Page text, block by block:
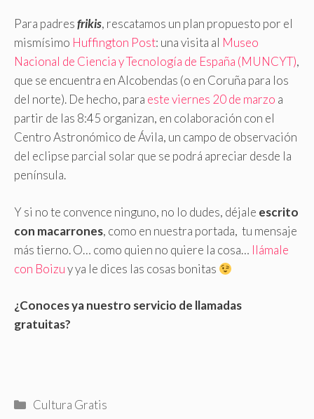
Para padresfrikis, rescatamos un plan propuesto por el
mismísimo Huffington Post: una visita al Museo
Nacional de Ciencia y Tecnología de España (MUNCYT),
que se encuentra en Alcobendas (o en Coruña para los
del norte). De hecho, para este viernes 20 de marzo a
partir de las 8:45 organizan, en colaboración con el
Centro Astronómico de Ávila, un campo de observación
del eclipse parcial solar que se podrá apreciar desde la
península.
Y si no te convence ninguno, no lo dudes, déjale escrito
con macarrones, como en nuestra portada, tu mensaje
más tierno. O… como quien no quiere la cosa… llámale
con Boizuy ya le dices las cosas bonitas
¿Conoces ya nuestro servicio de llamadas
gratuitas?
Categorías
Cultura Gratis